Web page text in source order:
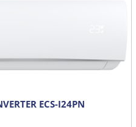
ECS-I24PN